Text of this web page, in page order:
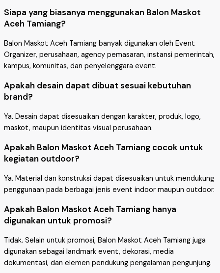
Siapa yang biasanya menggunakan Balon Maskot
Aceh Tamiang?
Balon Maskot Aceh Tamiang banyak digunakan oleh Event
Organizer, perusahaan, agency pemasaran, instansi pemerintah,
kampus, komunitas, dan penyelenggara event.
Apakah desain dapat dibuat sesuai kebutuhan
brand?
Ya. Desain dapat disesuaikan dengan karakter, produk, logo,
maskot, maupun identitas visual perusahaan.
Apakah Balon Maskot Aceh Tamiang cocok untuk
kegiatan outdoor?
Ya. Material dan konstruksi dapat disesuaikan untuk mendukung
penggunaan pada berbagai jenis event indoor maupun outdoor.
Apakah Balon Maskot Aceh Tamiang hanya
digunakan untuk promosi?
Tidak. Selain untuk promosi, Balon Maskot Aceh Tamiang juga
digunakan sebagai landmark event, dekorasi, media
dokumentasi, dan elemen pendukung pengalaman pengunjung.